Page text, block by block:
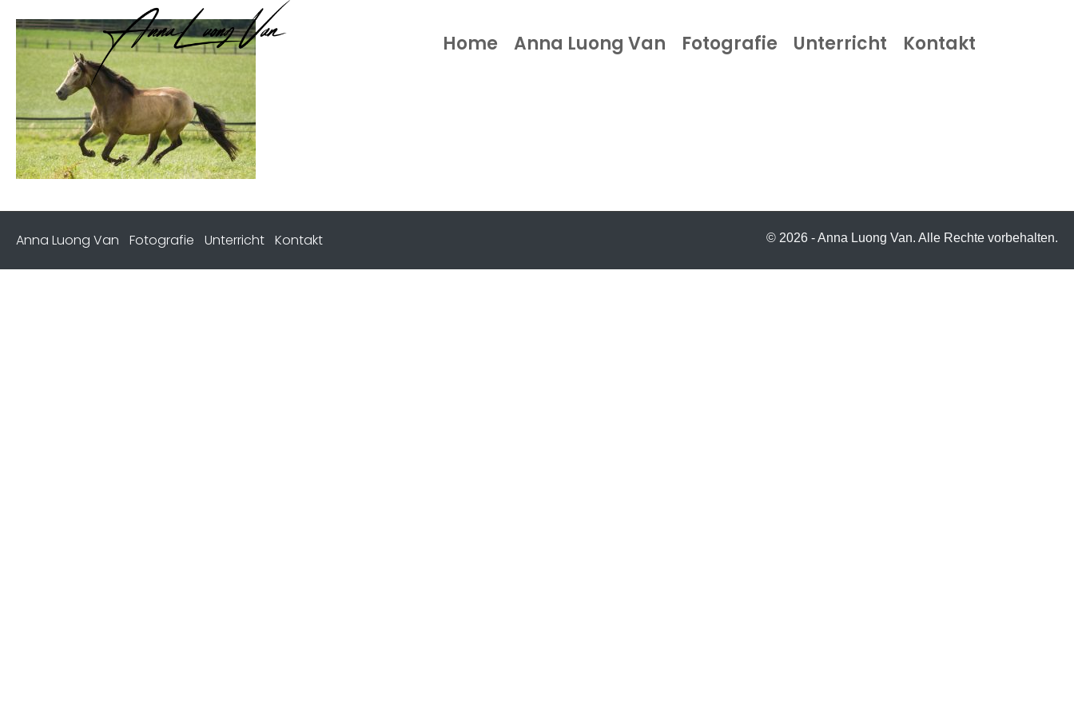
Home Anna Luong Van Fotografie Unterricht Kontakt
Anna Luong Van Fotografie Unterricht Kontakt © 2026 - Anna Luong Van. Alle Rechte vorbehalten.